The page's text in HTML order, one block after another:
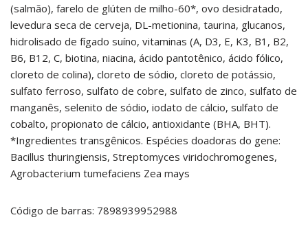
(salmão), farelo de glúten de milho-60*, ovo desidratado,
levedura seca de cerveja, DL-metionina, taurina, glucanos,
hidrolisado de fígado suíno, vitaminas (A, D3, E, K3, B1, B2,
B6, B12, C, biotina, niacina, ácido pantotênico, ácido fólico,
cloreto de colina), cloreto de sódio, cloreto de potássio,
sulfato ferroso, sulfato de cobre, sulfato de zinco, sulfato de
manganês, selenito de sódio, iodato de cálcio, sulfato de
cobalto, propionato de cálcio, antioxidante (BHA, BHT).
*Ingredientes transgênicos. Espécies doadoras do gene:
Bacillus thuringiensis, Streptomyces viridochromogenes,
Agrobacterium tumefaciens Zea mays
Código de barras: 7898939952988